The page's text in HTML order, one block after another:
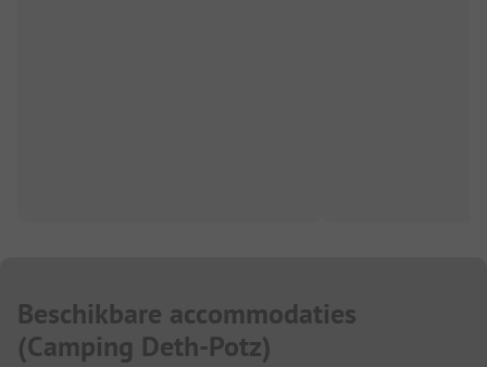
Beschikbare accommodaties
(Camping Deth-Potz)